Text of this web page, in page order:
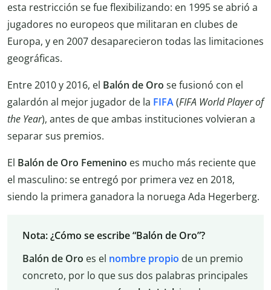
esta restricción se fue flexibilizando: en 1995 se abrió a
jugadores no europeos que militaran en clubes de
Europa, y en 2007 desaparecieron todas las limitaciones
geográficas.
Entre 2010 y 2016, el Balón de Oro se fusionó con el
galardón al mejor jugador de la FIFA(FIFA World Player of
the Year), antes de que ambas instituciones volvieran a
separar sus premios.
El Balón de Oro Femenino es mucho más reciente que
el masculino: se entregó por primera vez en 2018,
siendo la primera ganadora la noruega Ada Hegerberg.
Nota: ¿Cómo se escribe “Balón de Oro”?
Balón de Oro es el nombre propio de un premio
concreto, por lo que sus dos palabras principales